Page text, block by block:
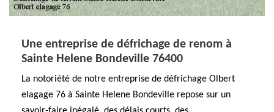
Une entreprise de défrichage de renom à
Sainte Helene Bondeville 76400
La notoriété de notre entreprise de défrichage Olbert
elagage 76 à Sainte Helene Bondeville repose sur un